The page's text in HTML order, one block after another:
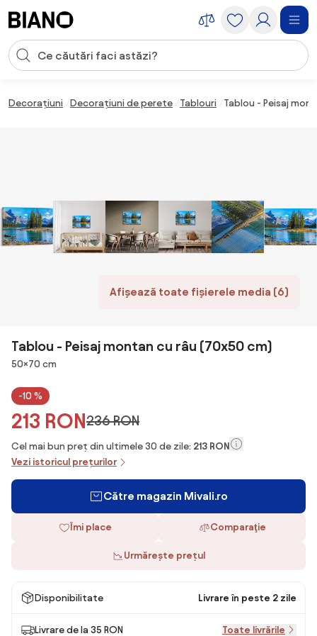
Introducerea căutării
Decorațiuni Decorațiuni de perete Tablouri Tablou - Peisaj
Afișează toate fișierele media (6)
Tablou - Peisaj montan cu râu (70x50 cm)
Dimensiuni
50×70 cm
-10 %
213 RON236 RON
Cel mai bun preț din ultimele 30 de zile: 213 RON
Vezi istoricul prețurilor
Către magazin Mivali.ro
Îmi place Comparaţie
Urmărește prețul
Disponibilitate Livrare în peste 2 zile
Livrare de la 35 RON Toate livrările